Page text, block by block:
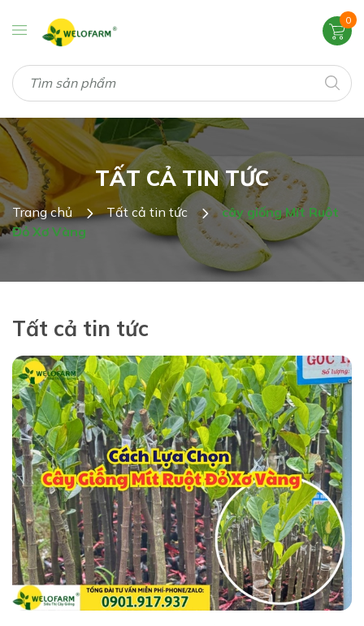
0
TẤT CẢ TIN TỨC
Trang chủ Tất cả tin tức
cây giống Mít Ruột
Đỏ Xơ Vàng
Tất cả tin tức